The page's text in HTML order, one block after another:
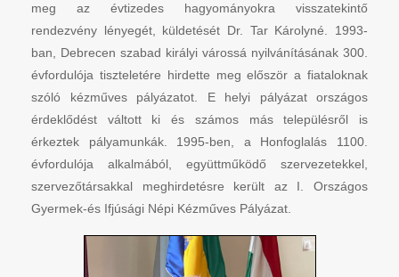
meg az évtizedes hagyományokra visszatekintő
rendezvény lényegét, küldetését Dr. Tar Károlyné. 1993-
ban, Debrecen szabad királyi várossá nyilvánításának 300.
évfordulója tiszteletére hirdette meg először a fiataloknak
szóló kézműves pályázatot. E helyi pályázat országos
érdeklődést váltott ki és számos más településről is
érkeztek pályamunkák. 1995-ben, a Honfoglalás 1100.
évfordulója alkalmából, együttműködő szervezetekkel,
szervezőtársakkal meghirdetésre került az I. Országos
Gyermek-és Ifjúsági Népi Kézműves Pályázat.